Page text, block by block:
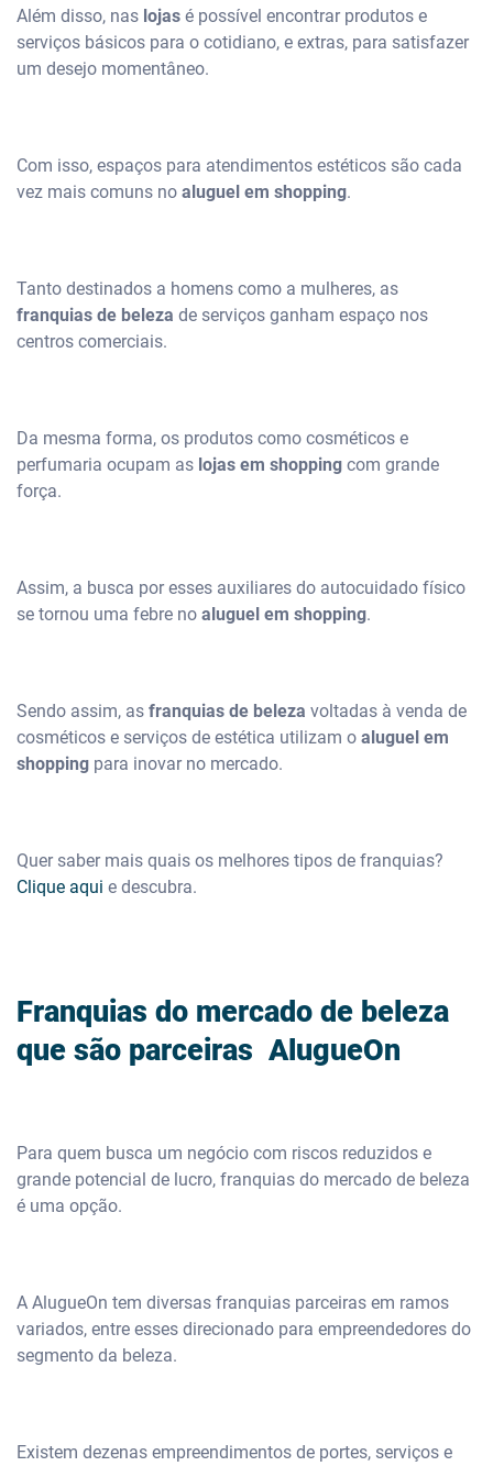
Além disso, nas lojas é possível encontrar produtos e
serviços básicos para o cotidiano, e extras, para satisfazer
um desejo momentâneo.
Com isso, espaços para atendimentos estéticos são cada
vez mais comuns no aluguel em shopping.
Tanto destinados a homens como a mulheres, as
franquias de beleza de serviços ganham espaço nos
centros comerciais.
Da mesma forma, os produtos como cosméticos e
perfumaria ocupam as lojas em shopping com grande
força.
Assim, a busca por esses auxiliares do autocuidado físico
se tornou uma febre no aluguel em shopping.
Sendo assim, as franquias de beleza voltadas à venda de
cosméticos e serviços de estética utilizam o aluguel em
shopping para inovar no mercado.
Quer saber mais quais os melhores tipos de franquias?
Clique aqui e descubra.
Franquias do mercado de beleza
que são parceiras AlugueOn
Para quem busca um negócio com riscos reduzidos e
grande potencial de lucro, franquias do mercado de beleza
é uma opção.
A AlugueOn tem diversas franquias parceiras em ramos
variados, entre esses direcionado para empreendedores do
segmento da beleza.
Existem dezenas empreendimentos de portes, serviços e